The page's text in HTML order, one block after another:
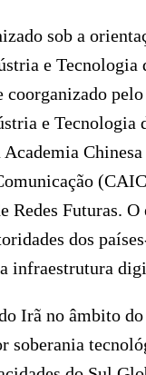
sob a
e Tecnologia
e Tecnologia
Academia
Redes Futuras. O
dos
infraestrutura
Irã no âmbito
soberania